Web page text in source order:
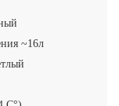
~16л